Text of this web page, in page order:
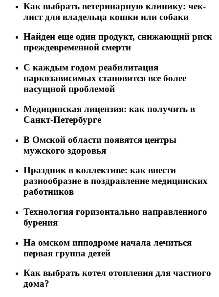
Как выбрать ветеринарную клинику: чек-
лист для владельца кошки или собаки
Найден еще один продукт, снижающий риск
преждевременной смерти
C каждым годом реабилитация
наркозависимых становится все более
насущной проблемой
Медицинская лицензия: как получить в
Санкт-Петербурге
В Омской области появятся центры
мужского здоровья
Праздник в коллективе: как внести
разнообразие в поздравление медицинских
работников
Технология горизонтально направленного
бурения
На омском ипподроме начала лечиться
первая группа детей
Как выбрать котел отопления для частного
дома?